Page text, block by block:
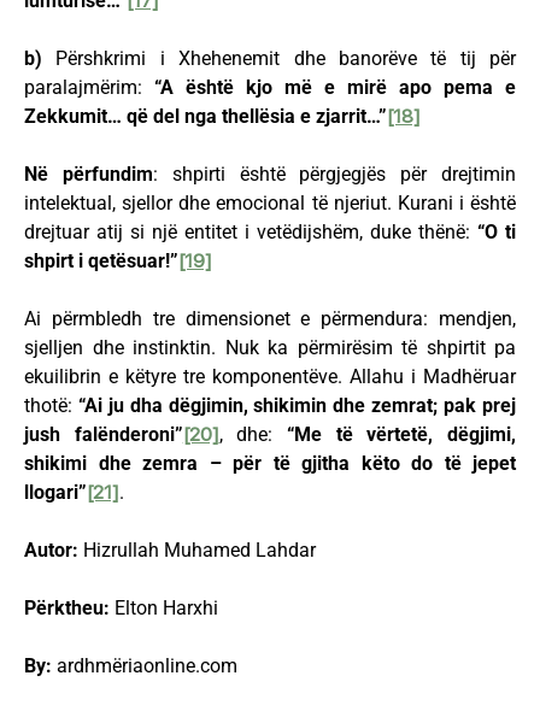
b) Përshkrimi i Xhehenemit dhe banorëve të tij për
paralajmërim: “A është kjo më e mirë apo pema e
Zekkumit… që del nga thellësia e zjarrit…”[18]
Në përfundim: shpirti është përgjegjës për drejtimin
intelektual, sjellor dhe emocional të njeriut. Kurani i është
drejtuar atij si një entitet i vetëdijshëm, duke thënë: “O ti
shpirt i qetësuar!”[19]
Ai përmbledh tre dimensionet e përmendura: mendjen,
sjelljen dhe instinktin. Nuk ka përmirësim të shpirtit pa
ekuilibrin e këtyre tre komponentëve. Allahu i Madhëruar
thotë: “Ai ju dha dëgjimin, shikimin dhe zemrat; pak prej
jush falënderoni”[20], dhe:“Me të vërtetë, dëgjimi,
shikimi dhe zemra – për të gjitha këto do të jepet
llogari”[21].
Autor: Hizrullah Muhamed Lahdar
Përktheu: Elton Harxhi
By: ardhmëriaonline.com